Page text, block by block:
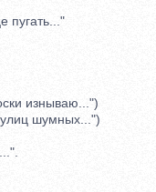
пугать..."
изнываю...")
шумных...")